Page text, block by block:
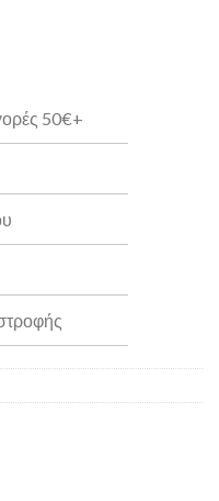
quantity
50€+